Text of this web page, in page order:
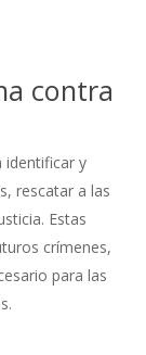
contra
identificar y
rescatar a las
Estas
crímenes,
para las